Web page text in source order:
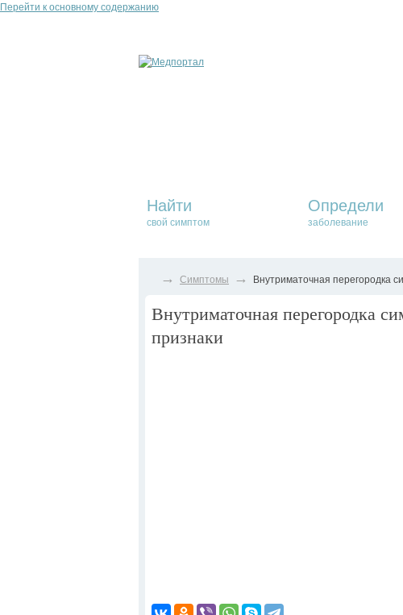
Перейти к основному содержанию
Найти
свой симптом
Определи
заболевание
→ Симптомы → Внутриматочная перегородка
Внутриматочная перегородка
признаки